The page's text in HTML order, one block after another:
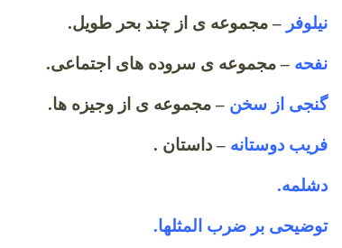
نیلوفر – مجموعه ی از چند بحر طویل.
نفحه – مجموعه ی سروده های اجتماعی.
گنجی از سخن – مجموعه ی از وجیزه ها.
فریب دوستانه – داستان .
دشلمه.
توضیحی بر ضرب المثلها.